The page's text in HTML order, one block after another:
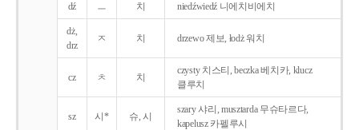
dź ㅡ 치 niedźwiedź 니에치비에치
dż,
drz
ㅈ 치 drzewo 제보, łodż 워치
cz ㅊ 치
czysty 치스티, beczka 베치카, klucz
클루치
sz 시* 슈, 시
szary 샤리, musztarda 무슈타르다,
kapelusz 카펠루시